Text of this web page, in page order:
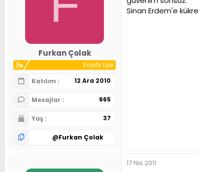
Furkan Çolak
Kayıtlı Üye
Katılım
12 Ara 2010
Mesajlar 665
Yaş 37
@Furkan Çolak
Sinan Erdem'e
17 Nis 2011